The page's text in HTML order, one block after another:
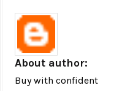
About author:
Buy with confident